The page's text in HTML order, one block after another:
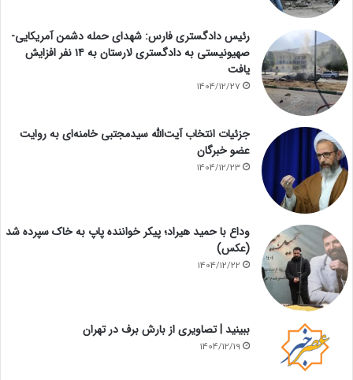
رئیس دادگستری فارس: شهدای حمله دشمن آمریکایی-
صهیونیستی به دادگستری لارستان به ۱۴ نفر افزایش
یافت
1404/12/27
جزئیات انتخاب آیت‌الله سیدمجتبی خامنه‌ای به روایت
عضو خبرگان
1404/12/23
وداع با حمید هیراد؛ پیکر خواننده پاپ به خاک سپرده شد
(عکس)
1404/12/22
ببینید | تصاویری از بارش برف در تهران
1404/12/19